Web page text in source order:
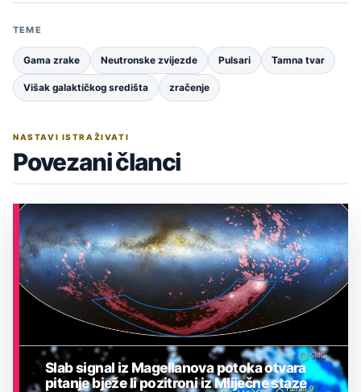
TEME
Gama zrake Neutronske zvijezde Pulsari Tamna tvar
Višak galaktičkog središta zračenje
NASTAVI ISTRAŽIVATI
Povezani članci
Slab signal iz Magellanova potoka otvara
pitanje bježe li pozitroni iz Mliječne staze